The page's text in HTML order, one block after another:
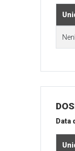
Data